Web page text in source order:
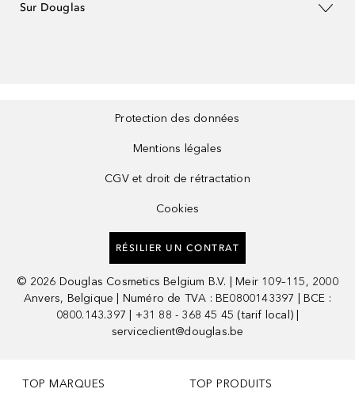
Sur Douglas
Protection des données
Mentions légales
CGV et droit de rétractation
Cookies
RÉSILIER UN CONTRAT
© 2026 Douglas Cosmetics Belgium B.V. | Meir 109–115, 2000
Anvers, Belgique | Numéro de TVA : BE0800143397 | BCE :
0800.143.397 | +31 88 - 368 45 45 (tarif local) |
serviceclient@douglas.be
TOP MARQUES TOP PRODUITS